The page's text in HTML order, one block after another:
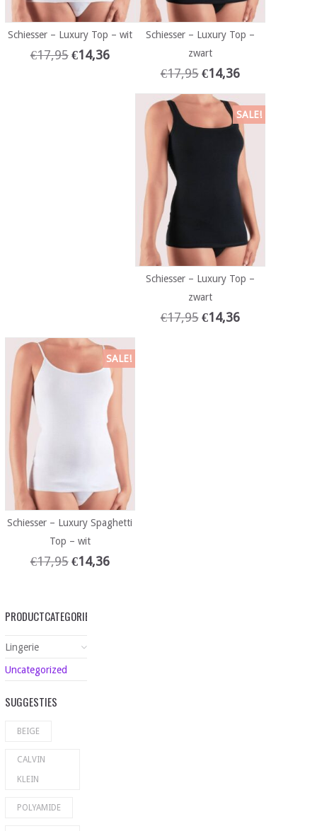
Schiesser – Luxury Top – wit
€17,95 €14,36
Schiesser – Luxury Top –
zwart
€17,95 €14,36
SALE!
Schiesser – Luxury Top –
zwart
€17,95 €14,36
SALE!
Schiesser – Luxury Spaghetti
Top – wit
€17,95 €14,36
PRODUCTCATEGORIEËN
Lingerie
Uncategorized
SUGGESTIES
BEIGE
CALVIN
KLEIN
POLYAMIDE